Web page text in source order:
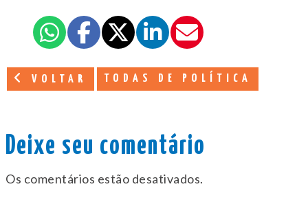
VOLTAR TODAS DE POLÍTICA
Deixe seu comentário
Os comentários estão desativados.